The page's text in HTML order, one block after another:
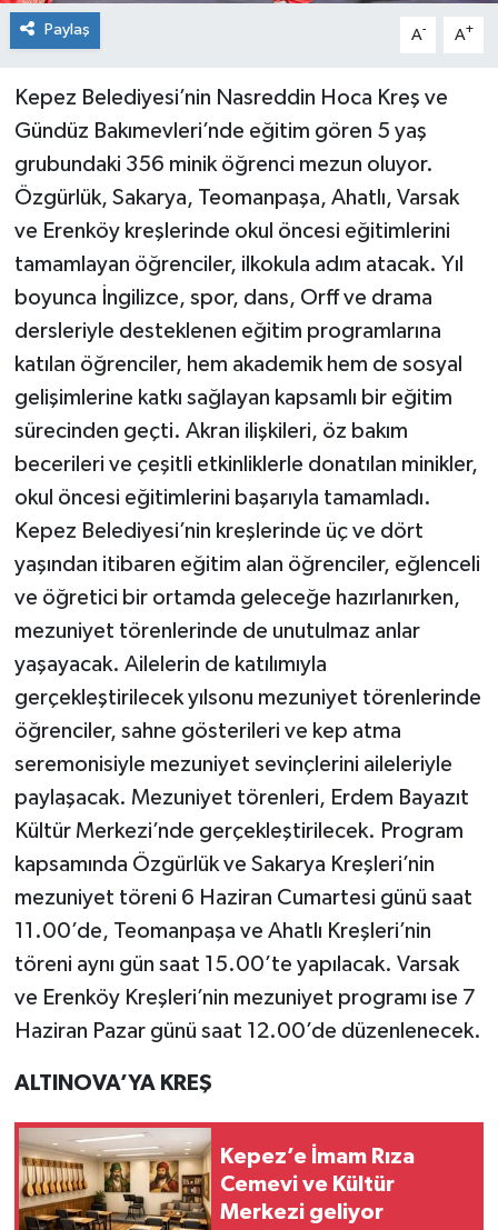
Paylaş A- A+
Kepez Belediyesi’nin Nasreddin Hoca Kreş ve
Gündüz Bakımevleri’nde eğitim gören 5 yaş
grubundaki 356 minik öğrenci mezun oluyor.
Özgürlük, Sakarya, Teomanpaşa, Ahatlı, Varsak
ve Erenköy kreşlerinde okul öncesi eğitimlerini
tamamlayan öğrenciler, ilkokula adım atacak. Yıl
boyunca İngilizce, spor, dans, Orff ve drama
dersleriyle desteklenen eğitim programlarına
katılan öğrenciler, hem akademik hem de sosyal
gelişimlerine katkı sağlayan kapsamlı bir eğitim
sürecinden geçti. Akran ilişkileri, öz bakım
becerileri ve çeşitli etkinliklerle donatılan minikler,
okul öncesi eğitimlerini başarıyla tamamladı.
Kepez Belediyesi’nin kreşlerinde üç ve dört
yaşından itibaren eğitim alan öğrenciler, eğlenceli
ve öğretici bir ortamda geleceğe hazırlanırken,
mezuniyet törenlerinde de unutulmaz anlar
yaşayacak. Ailelerin de katılımıyla
gerçekleştirilecek yılsonu mezuniyet törenlerinde
öğrenciler, sahne gösterileri ve kep atma
seremonisiyle mezuniyet sevinçlerini aileleriyle
paylaşacak. Mezuniyet törenleri, Erdem Bayazıt
Kültür Merkezi’nde gerçekleştirilecek. Program
kapsamında Özgürlük ve Sakarya Kreşleri’nin
mezuniyet töreni 6 Haziran Cumartesi günü saat
11.00’de, Teomanpaşa ve Ahatlı Kreşleri’nin
töreni aynı gün saat 15.00’te yapılacak. Varsak
ve Erenköy Kreşleri’nin mezuniyet programı ise 7
Haziran Pazar günü saat 12.00’de düzenlenecek.
ALTINOVA’YA KREŞ
Kepez’e İmam Rıza
Cemevi ve Kültür
Merkezi geliyor